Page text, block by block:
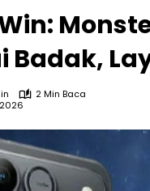
Badak,
2 Min Baca